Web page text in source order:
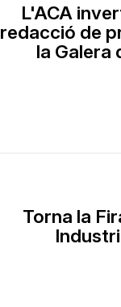
L'ACA
redacció de
la Galera
Torna la